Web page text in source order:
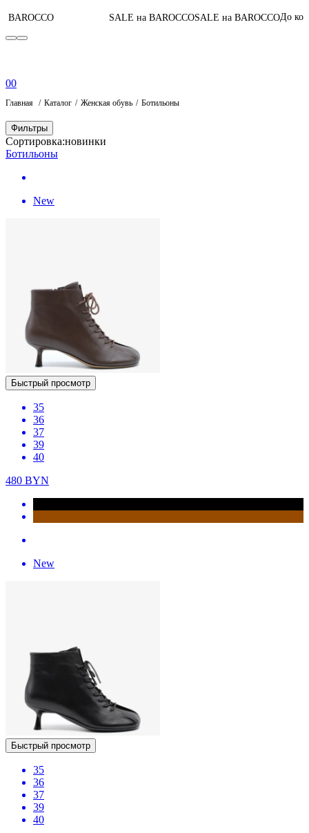
SALE на BAROCCOSALE на BAROCCOДо конца акции05:
00
Главная Каталог Женская обувь Ботильоны
Фильтры
Сортировка:новинки
Ботильоны
New
Быстрый просмотр
35
36
37
39
40
480 BYN
New
Быстрый просмотр
35
36
37
39
40